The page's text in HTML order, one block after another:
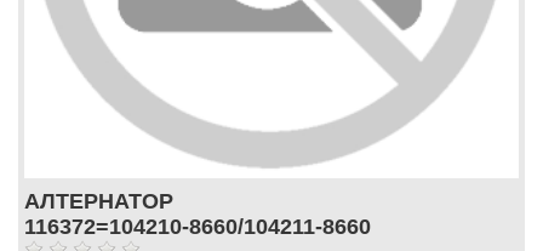
АЛТЕРНАТОР
116372=104210-8660/104211-8660